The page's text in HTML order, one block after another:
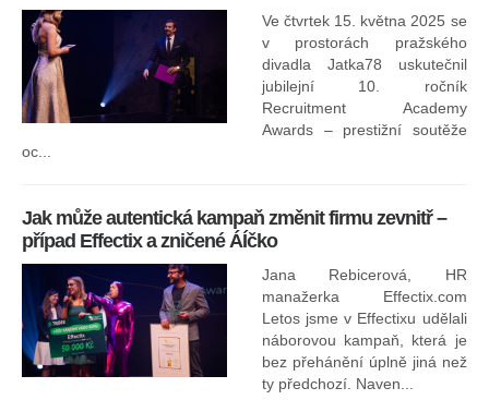
Ve čtvrtek 15. května 2025 se
v prostorách pražského
divadla Jatka78 uskutečnil
jubilejní 10. ročník
Recruitment Academy
Awards – prestižní soutěže
oc...
Jak může autentická kampaň změnit firmu zevnitř –
případ Effectix a zničené ÁÍčko
Jana Rebicerová, HR
manažerka Effectix.com
Letos jsme v Effectixu udělali
náborovou kampaň, která je
bez přehánění úplně jiná než
ty předchozí. Naven...